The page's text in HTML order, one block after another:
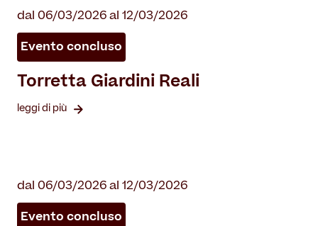
dal 06/03/2026 al 12/03/2026
Evento concluso
Torretta Giardini Reali
leggi di più
dal 06/03/2026 al 12/03/2026
Evento concluso